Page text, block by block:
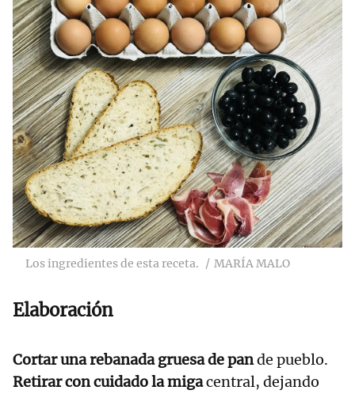
Los ingredientes de esta receta. MARÍA MALO
Elaboración
Cortar una rebanada gruesa de pande pueblo.
Retirar con cuidado la migacentral, dejando